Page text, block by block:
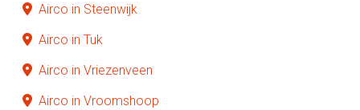
Airco in Steenwijk
Airco in Tuk
Airco in Vriezenveen
Airco in Vroomshoop